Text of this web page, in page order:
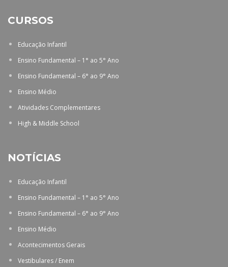
CURSOS
Educação Infantil
Ensino Fundamental – 1° ao 5° Ano
Ensino Fundamental – 6° ao 9° Ano
Ensino Médio
Atividades Complementares
High & Middle School
NOTÍCIAS
Educação Infantil
Ensino Fundamental – 1° ao 5° Ano
Ensino Fundamental – 6° ao 9° Ano
Ensino Médio
Acontecimentos Gerais
Vestibulares / Enem